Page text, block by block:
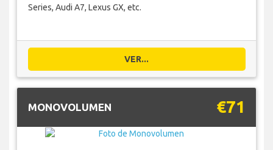
Series, Audi A7, Lexus GX, etc.
VER...
MONOVOLUMEN €71